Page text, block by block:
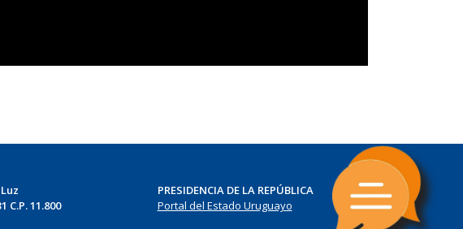
C.P. 11.800
PRESIDENCIA DE LA REPÚBLICA
Portal del Estado Uruguayo